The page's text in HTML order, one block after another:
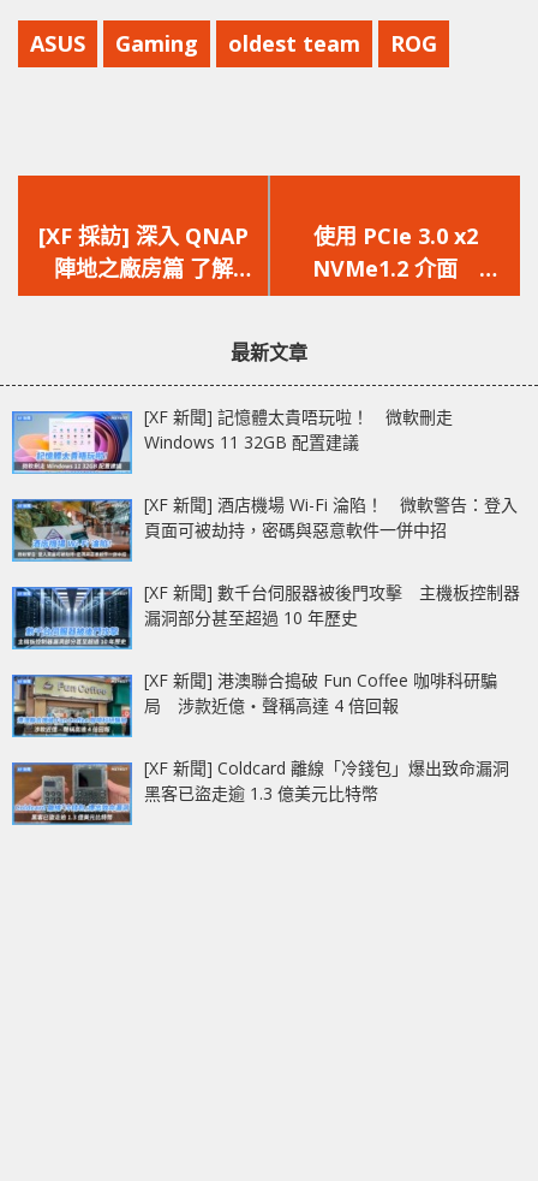
ASUS Gaming oldest team ROG
一
篇
文
[XF 採訪] 深入 QNAP
陣地之廠房篇 了解
NAS 生產過程
一
篇
文
使用 PCIe 3.0 x2
NVMe1.2 介面
ADATA 推出 SX6000
最新文章
[XF 新聞] 記憶體太貴唔玩啦！ 微軟刪走
Windows 11 32GB 配置建議
[XF 新聞] 酒店機場 Wi-Fi 淪陷！ 微軟警告：登入
頁面可被劫持，密碼與惡意軟件一併中招
[XF 新聞] 數千台伺服器被後門攻擊 主機板控制器
漏洞部分甚至超過 10 年歷史
[XF 新聞] 港澳聯合搗破 Fun Coffee 咖啡科研騙
局 涉款近億‧聲稱高達 4 倍回報
[XF 新聞] Coldcard 離線「冷錢包」爆出致命漏洞
黑客已盜走逾 1.3 億美元比特幣